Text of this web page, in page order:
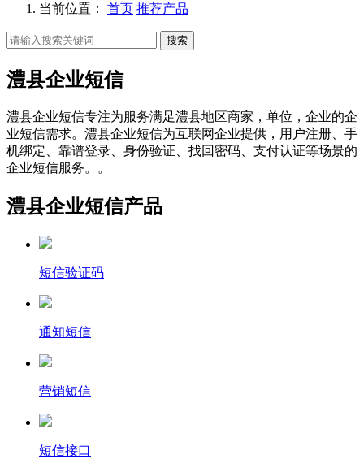
当前位置： 首页 推荐产品
搜索
澧县企业短信
澧县企业短信专注为服务满足澧县地区商家，单位，企业的企
业短信需求。澧县企业短信为互联网企业提供，用户注册、手
机绑定、靠谱登录、身份验证、找回密码、支付认证等场景的
企业短信服务。。
澧县企业短信产品
短信验证码
通知短信
营销短信
短信接口